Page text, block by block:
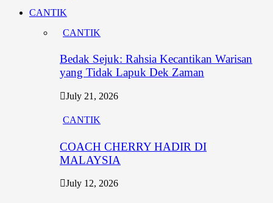
CANTIK
CANTIK
Bedak Sejuk: Rahsia Kecantikan Warisan
yang Tidak Lapuk Dek Zaman
July 21, 2026
CANTIK
COACH CHERRY HADIR DI
MALAYSIA
July 12, 2026